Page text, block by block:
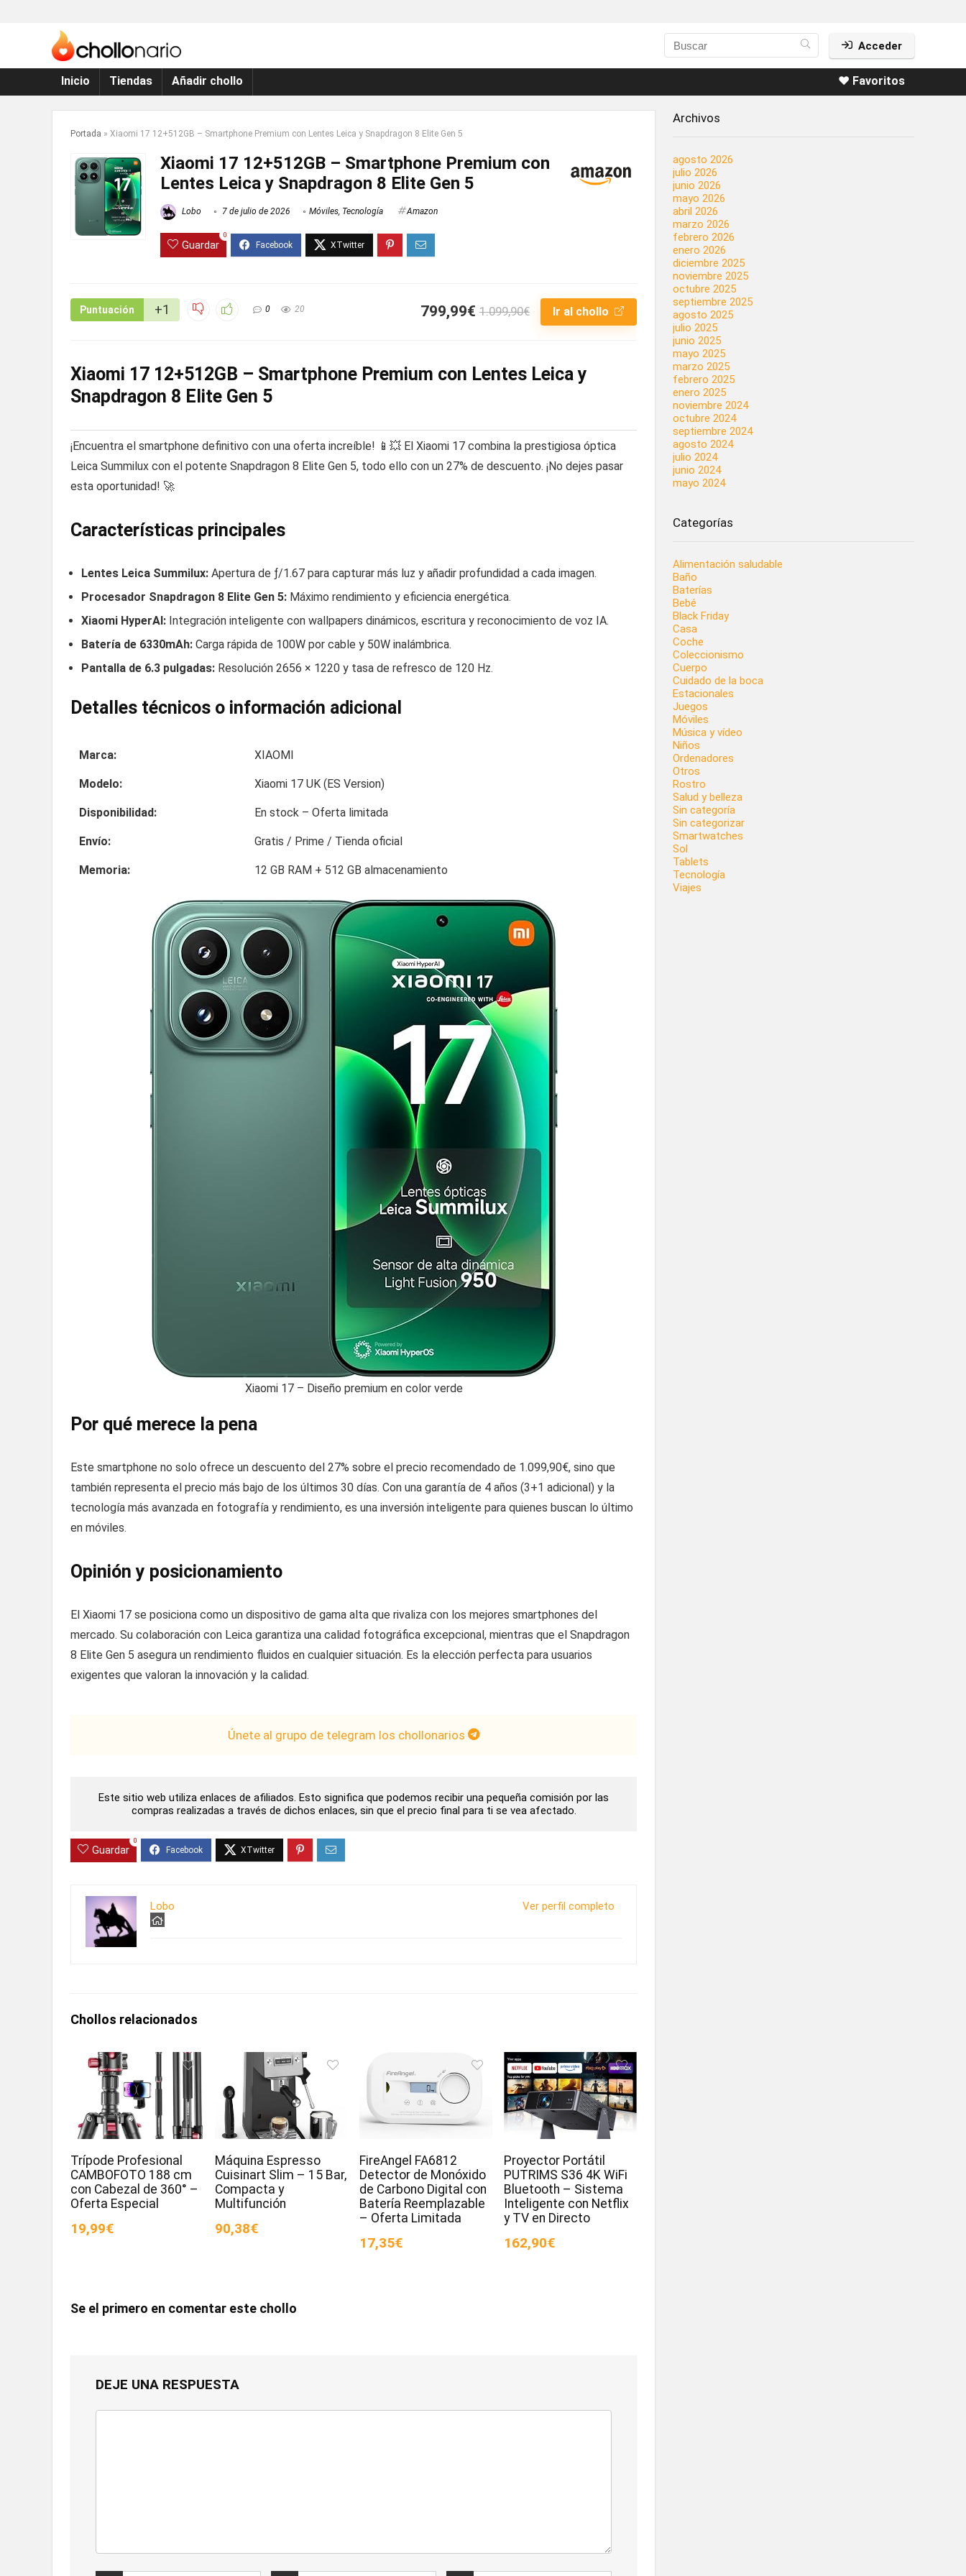
Acceder
Inicio Tiendas Añadir chollo ❤️ Favoritos
Portada » Xiaomi 17 12+512GB – Smartphone Premium con Lentes Leica y Snapdragon 8 Elite Gen 5
Xiaomi 17 12+512GB – Smartphone Premium con
Lentes Leica y Snapdragon 8 Elite Gen 5
Lobo 7 de julio de 2026 Móviles, Tecnología Amazon
Guardar
0
Puntuación +1 0 20 799,99€ 1.099,90€ Ir al chollo
Xiaomi 17 12+512GB – Smartphone Premium con Lentes Leica y
Snapdragon 8 Elite Gen 5
¡Encuentra el smartphone definitivo con una oferta increíble! 📱💥 El Xiaomi 17 combina la prestigiosa óptica
Leica Summilux con el potente Snapdragon 8 Elite Gen 5, todo ello con un 27% de descuento. ¡No dejes pasar
esta oportunidad! 🚀
Características principales
Lentes Leica Summilux: Apertura de ƒ/1.67 para capturar más luz y añadir profundidad a cada imagen.
Procesador Snapdragon 8 Elite Gen 5: Máximo rendimiento y eficiencia energética.
Xiaomi HyperAI: Integración inteligente con wallpapers dinámicos, escritura y reconocimiento de voz IA.
Batería de 6330mAh: Carga rápida de 100W por cable y 50W inalámbrica.
Pantalla de 6.3 pulgadas: Resolución 2656 × 1220 y tasa de refresco de 120 Hz.
Detalles técnicos o información adicional
Marca: XIAOMI
Modelo: Xiaomi 17 UK (ES Version)
Disponibilidad: En stock – Oferta limitada
Envío: Gratis / Prime / Tienda oficial
Memoria: 12 GB RAM + 512 GB almacenamiento
Xiaomi 17 – Diseño premium en color verde
Por qué merece la pena
Este smartphone no solo ofrece un descuento del 27% sobre el precio recomendado de 1.099,90€, sino que
también representa el precio más bajo de los últimos 30 días. Con una garantía de 4 años (3+1 adicional) y la
tecnología más avanzada en fotografía y rendimiento, es una inversión inteligente para quienes buscan lo último
en móviles.
Opinión y posicionamiento
El Xiaomi 17 se posiciona como un dispositivo de gama alta que rivaliza con los mejores smartphones del
mercado. Su colaboración con Leica garantiza una calidad fotográfica excepcional, mientras que el Snapdragon
8 Elite Gen 5 asegura un rendimiento fluidos en cualquier situación. Es la elección perfecta para usuarios
exigentes que valoran la innovación y la calidad.
Únete al grupo de telegram los chollonarios
Este sitio web utiliza enlaces de afiliados. Esto significa que podemos recibir una pequeña comisión por las
compras realizadas a través de dichos enlaces, sin que el precio final para ti se vea afectado.
Guardar
0
Ver perfil completo
Lobo
Chollos relacionados
Trípode Profesional
CAMBOFOTO 188 cm
con Cabezal de 360° –
Oferta Especial
19,99€
Máquina Espresso
Cuisinart Slim – 15 Bar,
Compacta y
Multifunción
90,38€
FireAngel FA6812
Detector de Monóxido
de Carbono Digital con
Batería Reemplazable
– Oferta Limitada
17,35€
Proyector Portátil
PUTRIMS S36 4K WiFi
Bluetooth – Sistema
Inteligente con Netflix
y TV en Directo
162,90€
Se el primero en comentar este chollo
DEJE UNA RESPUESTA
Archivos
agosto 2026
julio 2026
junio 2026
mayo 2026
abril 2026
marzo 2026
febrero 2026
enero 2026
diciembre 2025
noviembre 2025
octubre 2025
septiembre 2025
agosto 2025
julio 2025
junio 2025
mayo 2025
marzo 2025
febrero 2025
enero 2025
noviembre 2024
octubre 2024
septiembre 2024
agosto 2024
julio 2024
junio 2024
mayo 2024
Categorías
Alimentación saludable
Baño
Baterías
Bebé
Black Friday
Casa
Coche
Coleccionismo
Cuerpo
Cuidado de la boca
Estacionales
Juegos
Móviles
Música y vídeo
Niños
Ordenadores
Otros
Rostro
Salud y belleza
Sin categoría
Sin categorizar
Smartwatches
Sol
Tablets
Tecnología
Viajes